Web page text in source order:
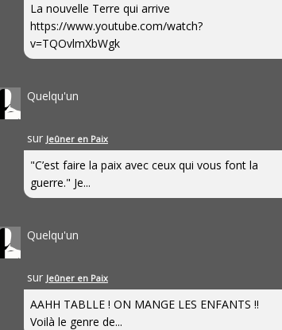
La nouvelle Terre qui arrive
https://www.youtube.com/watch?
v=TQOvlmXbWgk
Quelqu'un
sur Jeûner en Paix
"C’est faire la paix avec ceux qui vous font la
guerre." Je...
Quelqu'un
sur Jeûner en Paix
AAHH TABLLE ! ON MANGE LES ENFANTS !!
Voilà le genre de...